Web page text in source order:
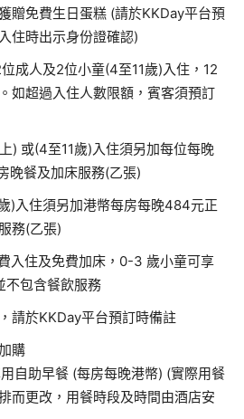
贈免費生日蛋糕 (請於KKDay平台預
住時出示身份證確認)
成人及2位小童(4至11歲)入住，12
如超過入住人數限額，賓客須預訂
) 或(4至11歲)入住須另加每位每晚
晚餐及加床服務(乙張)
)入住須另加港幣每房每晚484元正
務(乙張)
入住及免費加床，0-3 歲小童可享
不包含餐飲服務
請於KKDay平台預訂時備註
購
自助早餐 (每房每晚港幣) (實際用餐
而更改，用餐時段及時間由酒店安